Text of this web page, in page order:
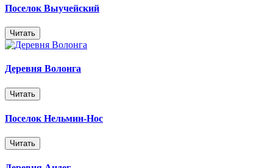
Поселок Выучейский
Читать
Деревня Волонга
Читать
Поселок Нельмин-Нос
Читать